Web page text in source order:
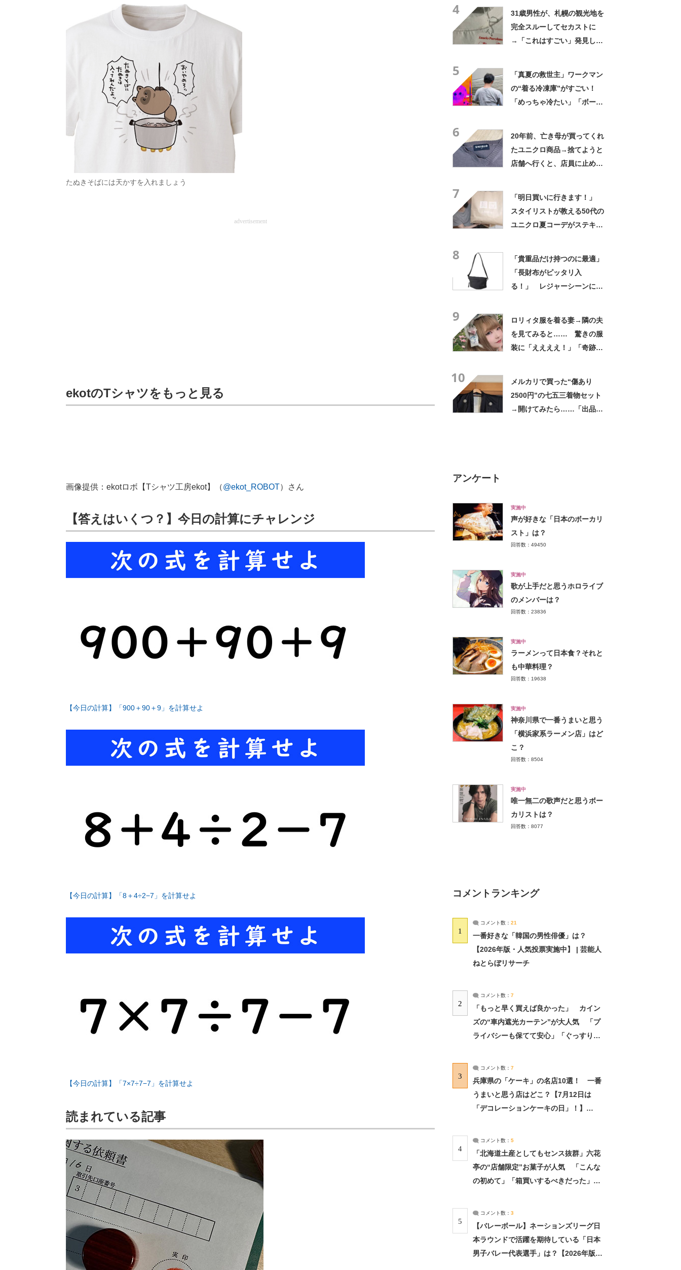
たぬきそばには天かすを入れましょう
advertisement
ekotのTシャツをもっと見る
画像提供：ekotロボ【Tシャツ工房ekot】（@ekot_ROBOT）さん
【答えはいくつ？】今日の計算にチャレンジ
【今日の計算】「900＋90＋9」を計算せよ
【今日の計算】「8＋4÷2−7」を計算せよ
【今日の計算】「7×7÷7−7」を計算せよ
読まれている記事
4
31歳男性が、札幌の観光地を
完全スルーしてセカストに
→「これはすごい」発見した
5
「真夏の救世主」ワークマン
の“着る冷凍庫”がすごい！
「めっちゃ冷たい」「ボーッ
6
20年前、亡き母が買ってくれ
たユニクロ商品→捨てようと
店舗へ行くと、店員に止めら
7
「明日買いに行きます！」
スタイリストが教える50代の
ユニクロ夏コーデがステキ
8
「貴重品だけ持つのに最適」
「長財布がピッタリ入
る！」 レジャーシーンにお
9
ロリィタ服を着る妻→隣の夫
を見てみると…… 驚きの服
装に「ええええ！」「奇跡」
10
メルカリで買った“傷あり
2500円”の七五三着物セット
→開けてみたら……「出品者
アンケート
実施中
声が好きな「日本のボーカリ
スト」は？
回答数：49450
実施中
歌が上手だと思うホロライブ
のメンバーは？
回答数：23836
実施中
ラーメンって日本食？それと
も中華料理？
回答数：19638
実施中
神奈川県で一番うまいと思う
「横浜家系ラーメン店」はど
こ？
回答数：8504
実施中
唯一無二の歌声だと思うボー
カリストは？
回答数：8077
コメントランキング
1
コメント数： 21
一番好きな「韓国の男性俳優」は？
【2026年版・人気投票実施中】 | 芸能人
ねとらぼリサーチ
2
コメント数： 7
「もっと早く買えば良かった」 カイン
ズの“車内遮光カーテン”が大人気 「プ
ライバシーも保てて安心」「ぐっすり眠
3
コメント数： 7
兵庫県の「ケーキ」の名店10選！ 一番
うまいと思う店はどこ？【7月12日は
「デコレーションケーキの日」！】
4
コメント数： 5
「北海道土産としてもセンス抜群」六花
亭の“店舗限定”お菓子が人気 「こんな
の初めて」「箱買いするべきだった」
5
コメント数： 3
【バレーボール】ネーションズリーグ日
本ラウンドで活躍を期待している「日本
男子バレー代表選手」は？【2026年版・